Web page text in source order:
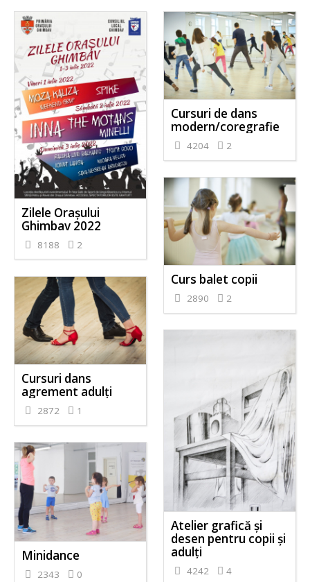
Zilele Orașului
Ghimbav 2022
8188 2
Cursuri de dans
modern/coregrafie
4204 2
Curs balet copii
2890 2
Cursuri dans
agrement adulți
2872 1
Atelier grafică și
desen pentru copii și
adulți
4242 4
Minidance
2343 0